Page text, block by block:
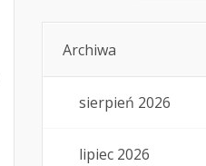
Archiwa
sierpień 2026
lipiec 2026